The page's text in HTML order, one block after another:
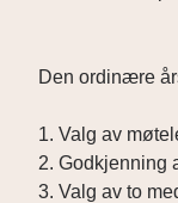
Den ordinære
1. Valg av
2. Godkjenning
3. Valg av to